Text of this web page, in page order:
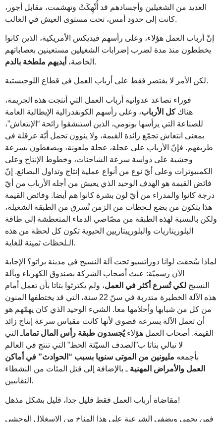
العديد من الشغيلين وأجسادهم قد أُنْهِكَتْ وتهشمت، مقابل أجور،
كانت إلى حدود أمس، تحت مستوى العيش في الغالب.
إنّ أرباب العمل هؤلاء، وعلى رأسهم فيديكس الأمريكية، الذين كانوا
يخططون منذ مدة لضرب إضرابات الشغيلين مستعينين بعصاباتهم
الخاصة، أيديهم ملطخة بالدم .
لكن الأمر لا يقتصر فقط على أرباب العمل في قطاع اللوجيستية.
فوراء تصاعد عدوانية أرباب العمل التي أنتجت هذه الجريمة،
هناككل الأرباب، وعلى رأسهم الكونفدرالية الإيطالية العامة
للصناعة التي يرأسها بونومي، الذين استنشقوا رائحة “الإنتعاش”،
بمعنى انتعاش تجمّع زائدة القيمة، ولا ينوون تحمل أيّة عرقلة في
طريقهم. فإنّ الأرباب على عجلة، عجلة ملعونة، ويضغطون بسرعة
وحشية على دواسة سرعة الشاحنات، وخطوط الإنتاج وعلى
الكمبيوترات وعلى أيّ نوع من أنواع عملية إنتاج وتداول البضائع. إنّ
فائض القيمة هو الهدف الوحيد الذي يعيش من أجله الأرباب من أيّ
درجة كانوا والمدراء من أيّ لون بشرة كانوا هم أيضا. وفائض القيمة
هذا يتكون من بضع لـحظات من الزمن تُسرق من الطبقة الشغيلة،
ولكن بالنسبة لهذه الطبقة من مصّاصي الدماء المتعطشة إلى طاقة
البلوريتاريات والبلورييتاريين الحيوية تكون كل لحظة من هذه
الـلحظات ثمينة للغاية.
لماذا سُحقت لوانا دوراتسيو تحت آلة النسيج في مدينة براتو؟ الإجابة
الآن رسميّة: عبث أصحاب الشركة بصندوق الكهرباء وبآلة
النسيج لكي تُسرع أكثر في العمل، ولم يكترثوا بتاتا بأن تعمل أمام
هذه الآلة الخطيرة متدربة في سنّ 22 سنة، التي قد يختطفها المنون
من كل من شبابها وأحلامها معا. الشيء الوحيد الذي كان يهمّهم هو
أن تعمل الآلة بسرعة قصوى لأنها كانت مقياس سرعة إنتاج زائد
القيمة. أصحاب العمل هؤلاءيُجسدون طبقة رأس المال تماماـ التي
لا تبالي بتاتا ب”الصدف السيّئة الحظ” التي تنتج في العالم
بأجمعه مليونين من الموتى سنويا بسبب “ الحوادث” في أماكن
العمل والأمراض المهنية ـ بالإضافة إلى قتل المئات من النشطاء
النقابيين.
مقاضاة أرباب العمل فقط قليل جدا، قليل بشكل مذهل!
فمن يحمي ويضفي الشرعية على هذا المناخ من الاسغلال الوحشي